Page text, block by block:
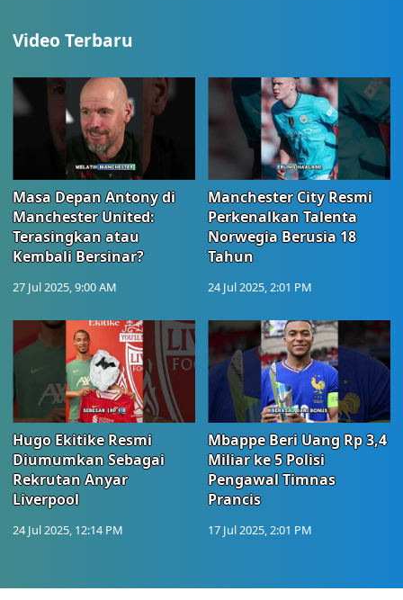
Video Terbaru
Masa Depan Antony di
Manchester United:
Terasingkan atau
Kembali Bersinar?
27 Jul 2025, 9:00 AM
Manchester City Resmi
Perkenalkan Talenta
Norwegia Berusia 18
Tahun
24 Jul 2025, 2:01 PM
Hugo Ekitike Resmi
Diumumkan Sebagai
Rekrutan Anyar
Liverpool
24 Jul 2025, 12:14 PM
Mbappe Beri Uang Rp 3,4
Miliar ke 5 Polisi
Pengawal Timnas
Prancis
17 Jul 2025, 2:01 PM